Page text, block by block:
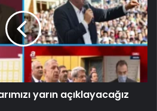
yarın açıklayacağız